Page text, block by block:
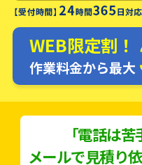
WEB限定割！
作業料金から最大
「電話は
メールで見積り